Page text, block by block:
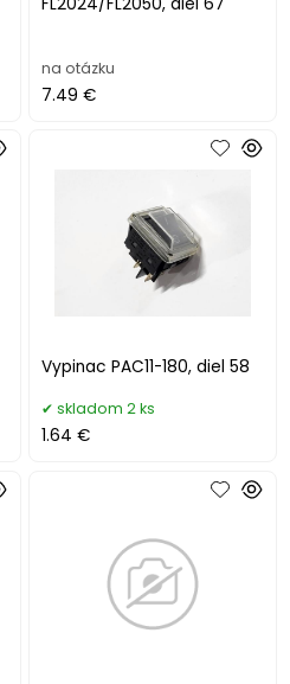
na otázku
7.49 €
Vypinac PAC11-180, diel 58
skladom 2 ks
1.64 €